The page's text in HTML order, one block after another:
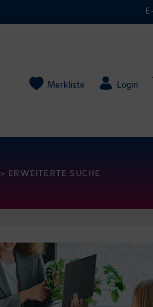
Merkliste Login
> ERWEITERTE SUCHE